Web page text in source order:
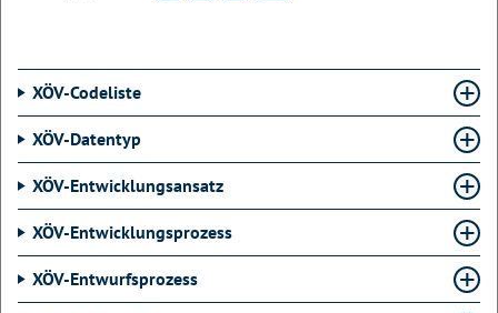
XÖV-Codeliste
XÖV-Datentyp
XÖV-Entwicklungsansatz
XÖV-Entwicklungsprozess
XÖV-Entwurfsprozess